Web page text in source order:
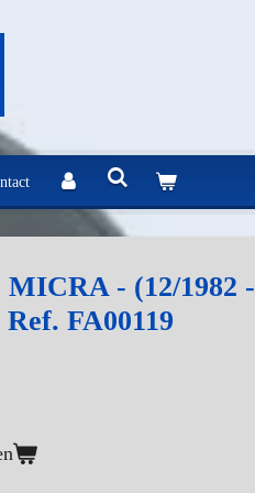
MICRA - (12/1982 -
Ref. FA00119